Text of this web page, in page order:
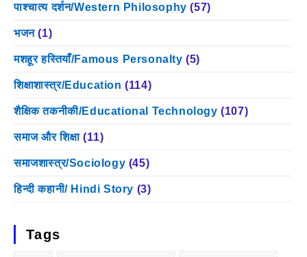
पाश्चात्य दर्शन/Western Philosophy (57)
भजन (1)
मशहूर हस्तियाँ/Famous Personalty (5)
शिक्षाशास्त्र/Education (114)
शैक्षिक तकनीकी/Educational Technology (107)
समाज और शिक्षा (11)
समाजशास्त्र/Sociology (45)
हिन्दी कहानी/ Hindi Story (3)
Tags